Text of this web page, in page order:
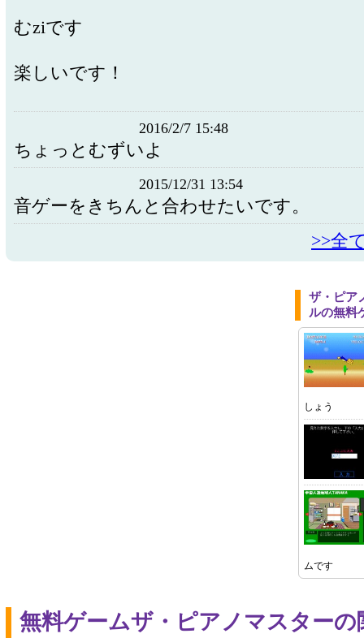
むziです
楽しいです！
2016/2/7 15:48
ちょっとむずいよ
2015/12/31 13:54
音ゲーをきちんと合わせたいです。
>>全
ザ・ピア
ルの無料
しょう
ムです
無料ゲームザ・ピアノマスター